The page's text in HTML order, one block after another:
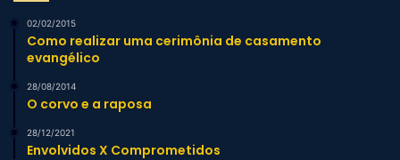
02/02/2015
Como realizar uma cerimônia de casamento
evangélico
28/08/2014
O corvo e a raposa
28/12/2021
Envolvidos X Comprometidos